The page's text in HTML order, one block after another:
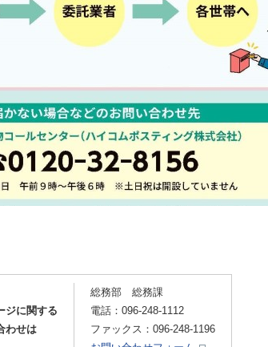
ジに関する
わせは
総務部 総務課
電話：096-248-1112
ファックス：096-248-1196